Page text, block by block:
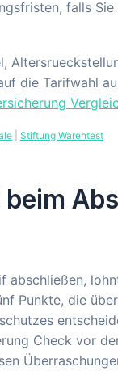
falls
die Tarifwahl
Stiftung Warentest
abschließen,
Punkte, die
Check vor